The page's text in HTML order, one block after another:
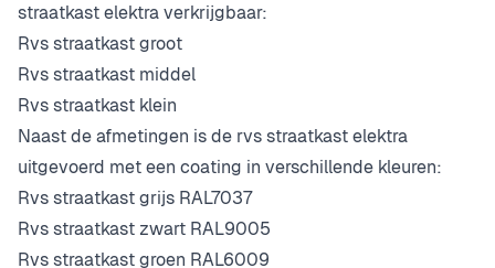
straatkast elektra verkrijgbaar:
Rvs straatkast groot
Rvs straatkast middel
Rvs straatkast klein
Naast de afmetingen is de rvs straatkast elektra
uitgevoerd met een coating in verschillende kleuren:
Rvs straatkast grijs RAL7037
Rvs straatkast zwart RAL9005
Rvs straatkast groen RAL6009